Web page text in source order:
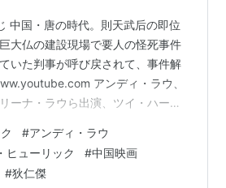
・唐の時代。則天武后の即位
大仏の建設現場で要人の怪死事件
いた判事が呼び戻されて、事件解
アンディ・ラウ、
ーナ・ラウら出演、ツイ・ハーク
人体発火事件の謎を探る物語だ。
映し出されるが、そこに建つ巨大
る。実際にはそんな大仏はなかっ
#アンディ・ラウ
ヒューリック #中国映画
#狄仁傑